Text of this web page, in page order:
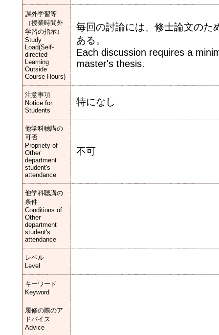
課外学習等
（授業時間外
学習の指示）
Study
Load(Self-
directed
Learning
Outside
Course Hours)
毎回の討論には、修士論文のた
ある。
Each discussion requires a
master's thesis.
注意事項
Notice for
Students
特になし
他学科聴講の
可否
Propriety of
Other
department
student's
attendance
不可
他学科聴講の
条件
Conditions of
Other
department
student's
attendance
レベル
Level
キーワード
Keyword
履修の際のア
ドバイス
Advice